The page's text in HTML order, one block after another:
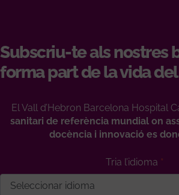
Subscriu-te als nostres
forma part de la vida
El Vall d’Hebron Barcelona Hospital
sanitari de referència mundial on
docència i innovació es
Tria l’idioma